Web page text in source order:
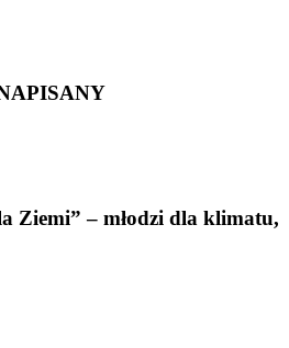
Ziemi” – młodzi dla klimatu,